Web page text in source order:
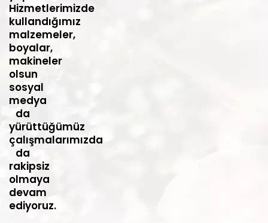
Hizmetlerimizde
kullandığımız
malzemeler,
boyalar,
makineler
olsun
sosyal
medya
da
yürüttüğümüz
çalışmalarımızda
da
rakipsiz
olmaya
devam
ediyoruz.